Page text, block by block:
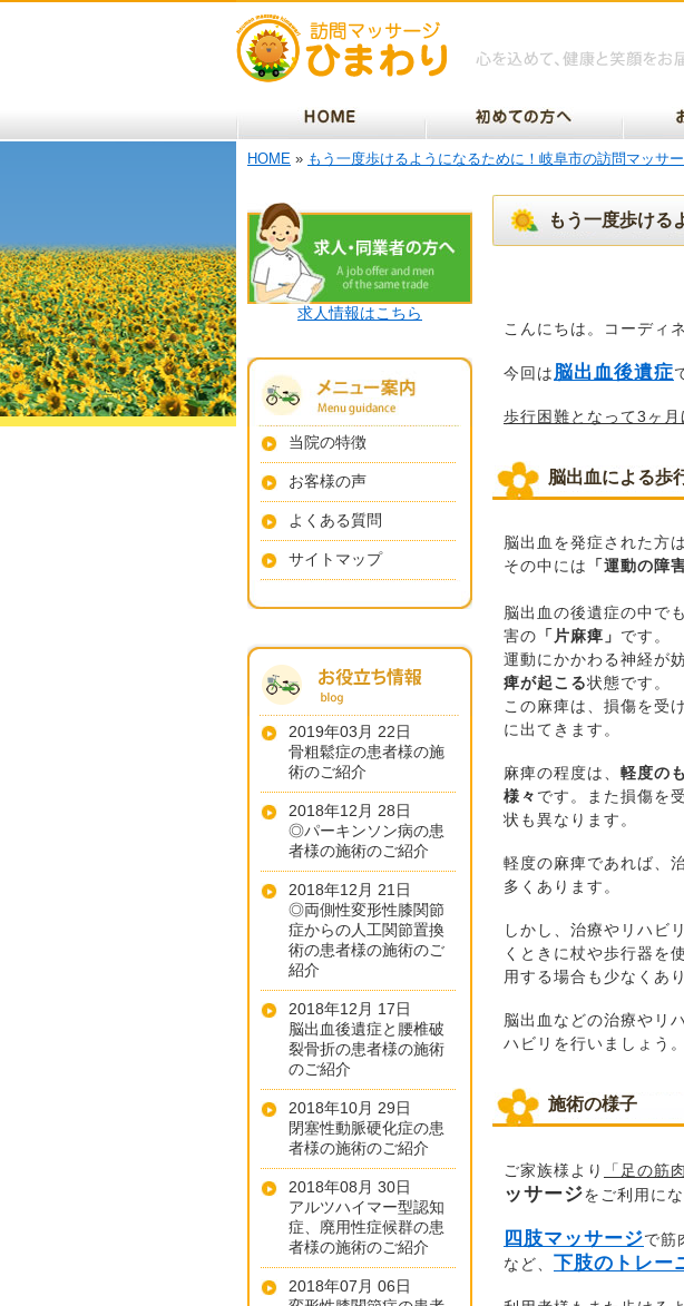
HOME » もう一度歩けるようになるために！岐阜市の訪問マッサ
もう一度歩ける
こんにちは。コーディ
今回は脳出血後遺症
歩行困難となって3ヶ月
脳出血による歩
脳出血を発症された方
その中には
「運動の障害
脳出血の後遺症の中で
害の 「片麻痺」 です。
運動にかかわる神経が
痺が起こる状態です。
この麻痺は、損傷を受
に出てきます。
麻痺の程度は、 軽度の
様々 です。また損傷を
状も異なります。
軽度の麻痺であれば、
多くあります。
しかし、治療やリハビ
くときに杖や歩行器を
用する場合も少なくあ
脳出血などの治療やリ
ハビリを行いましょう。
施術の様子
ご家族様より 「足の筋
ッサージをご利用に
四肢マッサージで筋
など、 下肢のトレー
求人情報はこちら
当院の特徴
お客様の声
よくある質問
サイトマップ
2019年03月 22日
骨粗鬆症の患者様の施
術のご紹介
2018年12月 28日
◎パーキンソン病の患
者様の施術のご紹介
2018年12月 21日
◎両側性変形性膝関節
症からの人工関節置換
術の患者様の施術のご
紹介
2018年12月 17日
脳出血後遺症と腰椎破
裂骨折の患者様の施術
のご紹介
2018年10月 29日
閉塞性動脈硬化症の患
者様の施術のご紹介
2018年08月 30日
アルツハイマー型認知
症、廃用性症候群の患
者様の施術のご紹介
2018年07月 06日